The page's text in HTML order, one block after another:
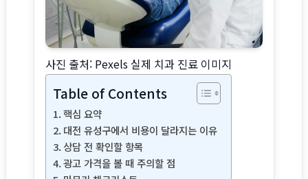
사진 출처: Pexels 실제 치과 진료 이미지
Table of Contents
핵심 요약
대전 유성구에서 비용이 달라지는 이유
상담 전 확인할 항목
광고 가격을 볼 때 주의할 점